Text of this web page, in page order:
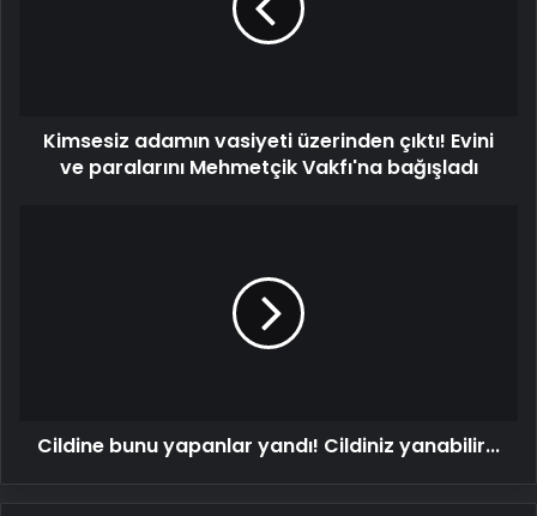
Vakfı'na
bağışladı
Kimsesiz adamın vasiyeti üzerinden çıktı! Evini
ve paralarını Mehmetçik Vakfı'na bağışladı
Cildine bunu yapanlar yandı! Cildiniz yanabilir...